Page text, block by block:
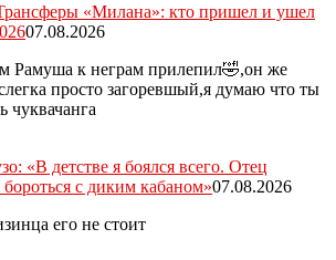
«Милана»: кто пришел и ушел
07.08.2026
Рамуша к неграм прилепил🤣,он же
просто загоревшый,я думаю что ты
чуквачанга
«В детстве я боялся всего. Отец
бороться с диким кабаном»07.08.2026
его не стоит